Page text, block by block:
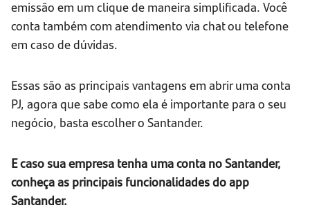
emissão em um clique de maneira simplificada. Você
conta também com atendimento via chat ou telefone
em caso de dúvidas.
Essas são as principais vantagens em abrir uma conta
PJ, agora que sabe como ela é importante para o seu
negócio, basta escolher o Santander.
E caso sua empresa tenha uma conta no Santander,
conheça as principais funcionalidades do app
Santander.